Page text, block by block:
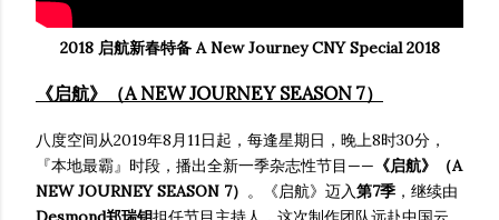
2018 启航新春特备 A New Journey CNY Special 2018
《启航》（A NEW JOURNEY SEASON 7）
八度空间从2019年8月11日起，每逢星期日，晚上8时30分，
『本地最霸』时段，播出全新一季杂志性节目—— 《启航》（A
NEW JOURNEY SEASON 7） 。《启航》迈入第7季 ，继续由